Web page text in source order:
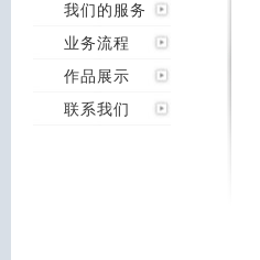
我们的服务
业务流程
作品展示
联系我们